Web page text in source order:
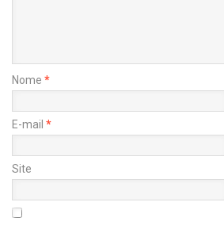
Nome *
E-mail *
Site